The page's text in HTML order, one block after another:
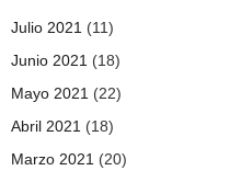
Julio 2021 (11)
Junio 2021 (18)
Mayo 2021 (22)
Abril 2021 (18)
Marzo 2021 (20)